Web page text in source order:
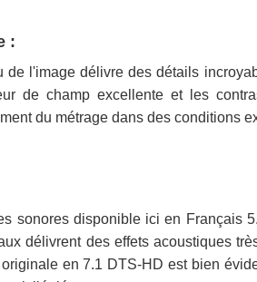
:
de l'image délivre des détails
de champ excellente et les
du métrage dans des conditions
sonores disponible ici en Français
délivrent des effets acoustiques
originale en 7.1 DTS-HD est bien